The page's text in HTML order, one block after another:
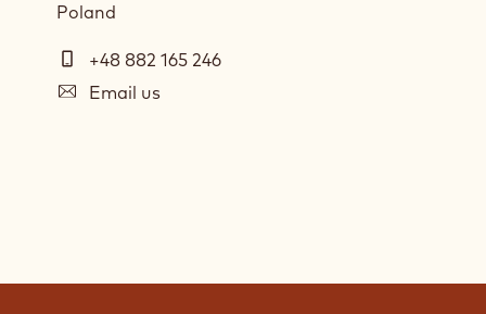
Poland
Telephone
+48 882 165 246
E-
Email us